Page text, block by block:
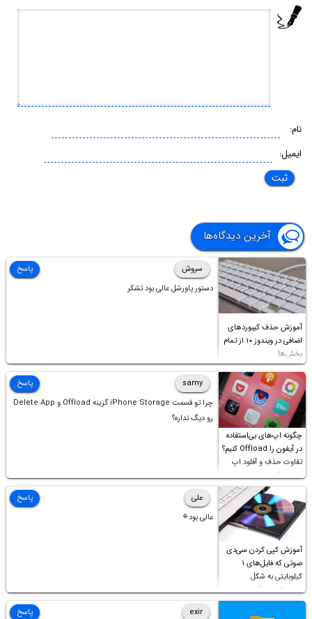
نام:
ایمیل:
آخرین دیدگاه‌ها
آموزش حذف کیبوردهای
اضافی در ویندوز ۱۰ از تمام
بخش‌ها
سروش
دستور پاورشل عالی بود تشکر
پاسخ
چگونه اپ‌های بی‌استفاده
در آیفون را Offload کنیم؟
تفاوت حذف و آفلود اپ
چیست؟
samy
چرا تو قسمت iPhone Storage گزینه Offload و Delete App
رو دیگ نداره؟
پاسخ
آموزش کپی کردن سی‌دی
صوتی که فایل‌های ۱
کیلوبایتی به شکل
شورت‌کات در آن موجود
است!
علی
عالی بود⚘
پاسخ
exir
پاسخ